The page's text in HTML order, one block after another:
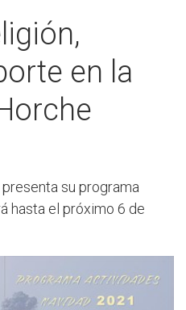
en la
su programa
hasta el próximo 6 de